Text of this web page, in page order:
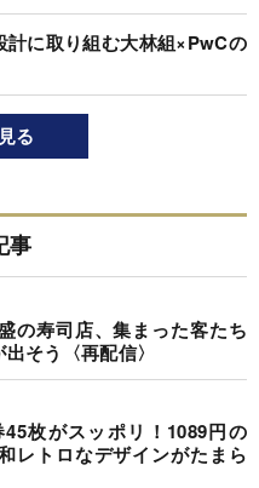
に取り組む大林組×PwCの
る
事
の寿司店、集まった客たち
そう〈再配信〉
枚がスッポリ！1089円の
レトロなデザインがたまら